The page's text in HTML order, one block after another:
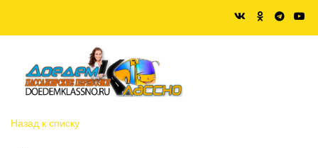
Назад к списку